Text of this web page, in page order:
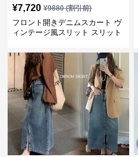
¥7,720 ¥9880(割引前)
フロント開きデニムスカート ヴ
ィンテージ風スリット スリット